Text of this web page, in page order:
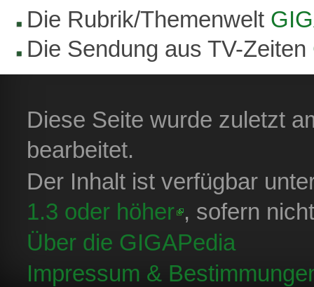
Die Rubrik/Themenwelt
Die Sendung aus TV-Zeiten
Diese Seite wurde zuletzt
bearbeitet.
Der Inhalt ist verfügbar
1.3 oder höher , sofern
Über die GIGAPedia
Impressum &